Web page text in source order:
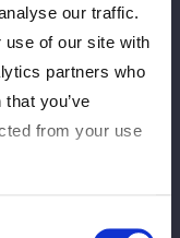
our traffic.
use of our site with
partners who
you’ve
from your use
5分
日発表